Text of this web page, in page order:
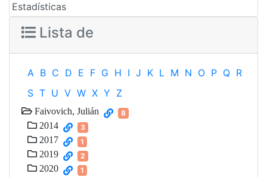
Estadísticas
Lista de
A B C D E F G H I J K L M N O P Q R
S T U V W X Y Z
Faivovich, Julián 8
2014 3
2017 1
2019 2
2020 1